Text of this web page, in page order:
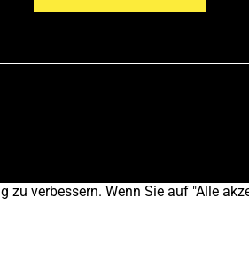
verbessern. Wenn Sie auf "Alle